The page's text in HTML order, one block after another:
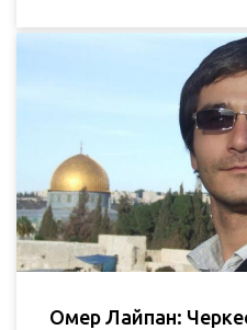
Омер Лайпан: